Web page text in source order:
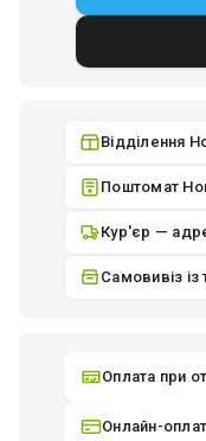
Відділення
Поштомат
Кур'єр —
Самовивіз із
Оплата при
Онлайн-